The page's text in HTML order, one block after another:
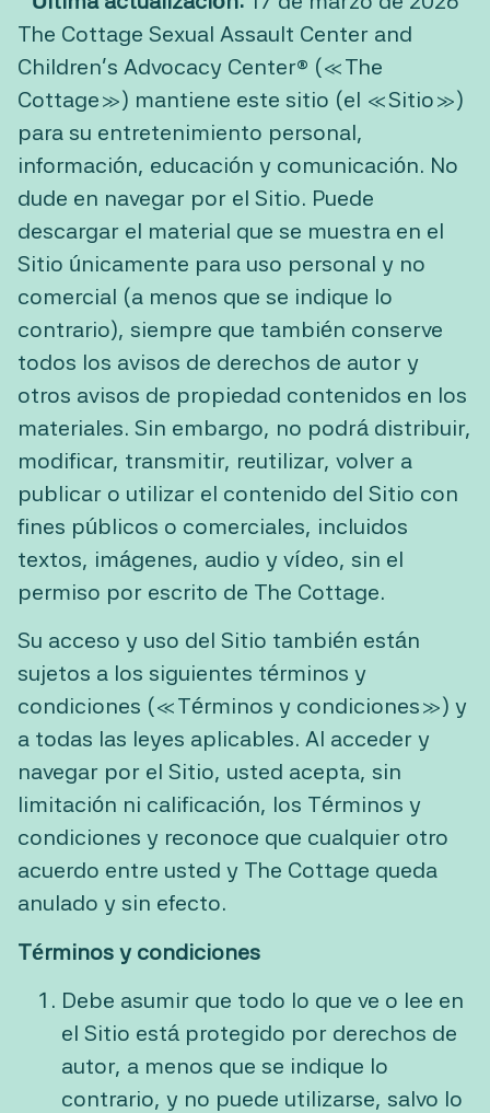
The Cottage Sexual Assault Center and
Children’s Advocacy Center® («The
Cottage») mantiene este sitio (el «Sitio»)
para su entretenimiento personal,
información, educación y comunicación. No
dude en navegar por el Sitio. Puede
descargar el material que se muestra en el
Sitio únicamente para uso personal y no
comercial (a menos que se indique lo
contrario), siempre que también conserve
todos los avisos de derechos de autor y
otros avisos de propiedad contenidos en los
materiales. Sin embargo, no podrá distribuir,
modificar, transmitir, reutilizar, volver a
publicar o utilizar el contenido del Sitio con
fines públicos o comerciales, incluidos
textos, imágenes, audio y vídeo, sin el
permiso por escrito de The Cottage.
Su acceso y uso del Sitio también están
sujetos a los siguientes términos y
condiciones («Términos y condiciones») y
a todas las leyes aplicables. Al acceder y
navegar por el Sitio, usted acepta, sin
limitación ni calificación, los Términos y
condiciones y reconoce que cualquier otro
acuerdo entre usted y The Cottage queda
anulado y sin efecto.
Términos y condiciones
Debe asumir que todo lo que ve o lee en
el Sitio está protegido por derechos de
autor, a menos que se indique lo
contrario, y no puede utilizarse, salvo lo